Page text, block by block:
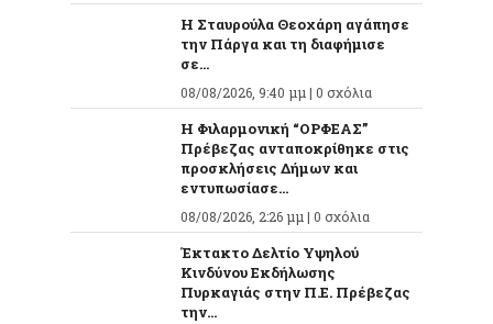
Η Σταυρούλα Θεοχάρη αγάπησε
την Πάργα και τη διαφήμισε
σε...
08/08/2026, 9:40 μμ | 0 σχόλια
Η Φιλαρμονική “ΟΡΦΕΑΣ”
Πρέβεζας ανταποκρίθηκε στις
προσκλήσεις Δήμων και
εντυπωσίασε...
08/08/2026, 2:26 μμ | 0 σχόλια
Έκτακτο Δελτίο Υψηλού
Κινδύνου Εκδήλωσης
Πυρκαγιάς στην Π.Ε. Πρέβεζας
την...